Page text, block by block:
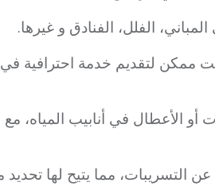
الفلل، الفنادق و غيرها.
ممكن لتقديم خدمة
الأعطال في أنابيب المياه،
مما يتيح لها